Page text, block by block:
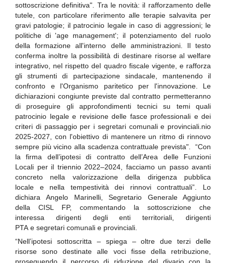
sottoscrizione definitiva". Tra le novità: il rafforzamento delle
tutele, con particolare riferimento alle terapie salvavita per
gravi patologie; il patrocinio legale in caso di aggressioni; le
politiche di 'age management'; il potenziamento del ruolo
della formazione all'interno delle amministrazioni. Il testo
conferma inoltre la possibilità di destinare risorse al welfare
integrativo, nel rispetto del quadro fiscale vigente, e rafforza
gli strumenti di partecipazione sindacale, mantenendo il
confronto e l'Organismo paritetico per l'innovazione. Le
dichiarazioni congiunte previste dal contratto permetteranno
di proseguire gli approfondimenti tecnici su temi quali
patrocinio legale e revisione delle fasce professionali e dei
criteri di passaggio per i segretari comunali e provinciali.nio
2025-2027, con l'obiettivo di mantenere un ritmo di rinnovo
sempre più vicino alla scadenza contrattuale prevista". “Con
la firma dell’ipotesi di contratto dell’Area delle Funzioni
Locali per il triennio 2022–2024, facciamo un passo avanti
concreto nella valorizzazione della dirigenza pubblica
locale e nella tempestività dei rinnovi contrattuali”. Lo
dichiara Angelo Marinelli, Segretario Generale Aggiunto
della CISL FP, commentando la sottoscrizione che
interessa dirigenti degli enti territoriali, dirigenti
PTA e segretari comunali e provinciali.
“Nell’ipotesi sottoscritta – spiega – oltre due terzi delle
risorse sono destinate alle voci fisse della retribuzione,